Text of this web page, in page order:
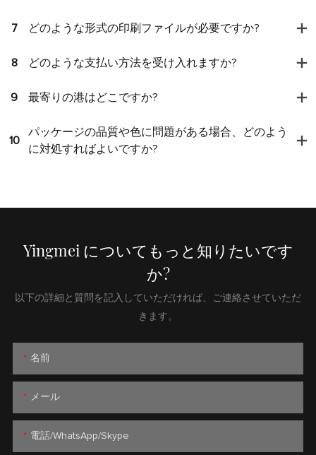
7 どのような形式の印刷ファイルが必要ですか?
8 どのような支払い方法を受け入れますか?
9 最寄りの港はどこですか?
10
パッケージの品質や色に問題がある場合、どのよう
に対処すればよいですか?
Yingmei についてもっと知りたいです
か?
以下の詳細と質問を記入していただければ、ご連絡させていただ
きます。
名前
メール
電話/WhatsApp/Skype